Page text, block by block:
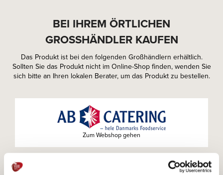
BEI IHREM ÖRTLICHEN
GROSSHÄNDLER KAUFEN
Das Produkt ist bei den folgenden Großhändlern erhältlich.
Sollten Sie das Produkt nicht im Online-Shop finden, wenden Sie
sich bitte an Ihren lokalen Berater, um das Produkt zu bestellen.
Zum Webshop gehen